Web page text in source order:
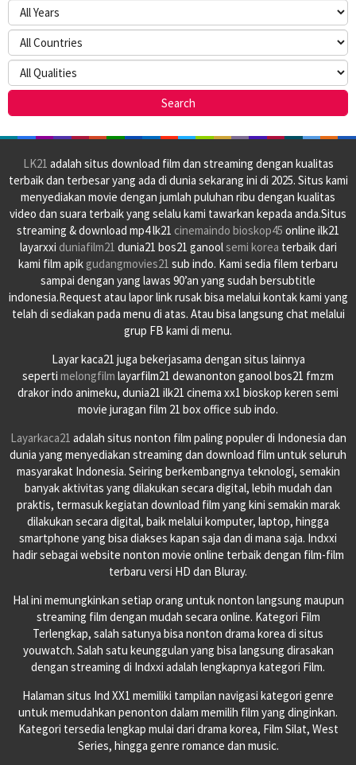
LK21 adalah situs download film dan streaming dengan kualitas
terbaik dan terbesar yang ada di dunia sekarang ini di 2025. Situs kami
menyediakan movie dengan jumlah puluhan ribu dengan kualitas
video dan suara terbaik yang selalu kami tawarkan kepada anda.Situs
streaming & download mp4 lk21 cinemaindo bioskop45 online ilk21
layarxxi duniafilm21 dunia21 bos21 ganoolsemi korea terbaik dari
kami film apik gudangmovies21 sub indo. Kami sedia filem terbaru
sampai dengan yang lawas 90’an yang sudah bersubtitle
indonesia.Request atau lapor link rusak bisa melalui kontak kami yang
telah di sediakan pada menu di atas. Atau bisa langsung chat melalui
grup FB kami di menu.
Layar kaca21 juga bekerjasama dengan situs lainnya
seperti melongfilm layarfilm21 dewanonton ganool bos21 fmzm
drakor indo animeku, dunia21 ilk21 cinema xx1 bioskop keren semi
movie juragan film 21 box office sub indo.
Layarkaca21 adalah situs nonton film paling populer di Indonesia dan
dunia yang menyediakan streaming dan download film untuk seluruh
masyarakat Indonesia. Seiring berkembangnya teknologi, semakin
banyak aktivitas yang dilakukan secara digital, lebih mudah dan
praktis, termasuk kegiatan download film yang kini semakin marak
dilakukan secara digital, baik melalui komputer, laptop, hingga
smartphone yang bisa diakses kapan saja dan di mana saja. Indxxi
hadir sebagai website nonton movie online terbaik dengan film-film
terbaru versi HD dan Bluray.
Hal ini memungkinkan setiap orang untuk nonton langsung maupun
streaming film dengan mudah secara online. Kategori Film
Terlengkap, salah satunya bisa nonton drama korea di situs
youwatch. Salah satu keunggulan yang bisa langsung dirasakan
dengan streaming di Indxxi adalah lengkapnya kategori Film.
Halaman situs Ind XX1 memiliki tampilan navigasi kategori genre
untuk memudahkan penonton dalam memilih film yang dinginkan.
Kategori tersedia lengkap mulai dari drama korea, Film Silat, West
Series, hingga genre romance dan music.